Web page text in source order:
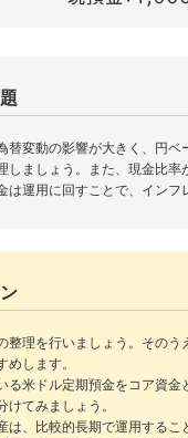
替変動の影響が大きく、円
しましょう。また、現金比
は運用に回すことで、イン
整理を行いましょう。その
めします。
る米ドル定期預金をコア資
けてみましょう。
は、比較的長期で運用する